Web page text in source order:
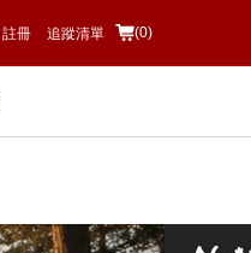
(0)
註冊 追蹤清單